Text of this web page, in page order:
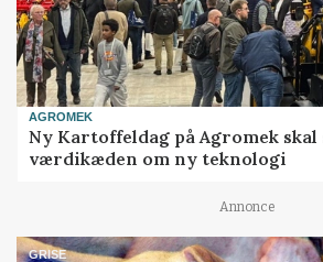
AGROMEK
Ny Kartoffeldag på Agromek skal
værdikæden om ny teknologi
Annonce
GRISE